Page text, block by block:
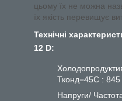
цьому їх не можна
їх якість перевищує
Технічні
12 D:
Тконд=45С : 845
Напруги/